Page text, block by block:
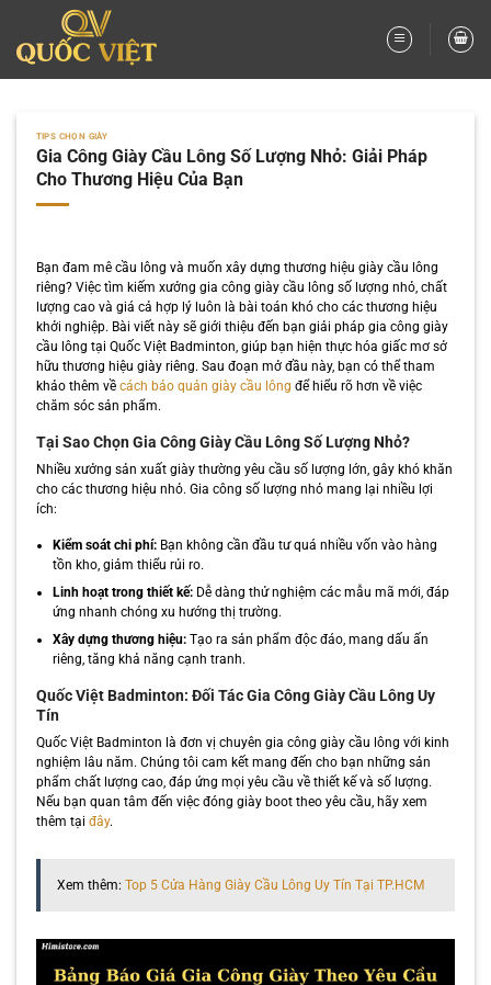
nội
dung
TIPS CHỌN GIÀY
Gia Công Giày Cầu Lông Số Lượng Nhỏ: Giải Pháp
Cho Thương Hiệu Của Bạn
Bạn đam mê cầu lông và muốn xây dựng thương hiệu giày cầu lông
riêng? Việc tìm kiếm xưởng gia công giày cầu lông số lượng nhỏ, chất
lượng cao và giá cả hợp lý luôn là bài toán khó cho các thương hiệu
khởi nghiệp. Bài viết này sẽ giới thiệu đến bạn giải pháp gia công giày
cầu lông tại Quốc Việt Badminton, giúp bạn hiện thực hóa giấc mơ sở
hữu thương hiệu giày riêng. Sau đoạn mở đầu này, bạn có thể tham
khảo thêm về cách bảo quản giày cầu lông để hiểu rõ hơn về việc
chăm sóc sản phẩm.
Tại Sao Chọn Gia Công Giày Cầu Lông Số Lượng Nhỏ?
Nhiều xưởng sản xuất giày thường yêu cầu số lượng lớn, gây khó khăn
cho các thương hiệu nhỏ. Gia công số lượng nhỏ mang lại nhiều lợi
ích:
Kiểm soát chi phí:Bạn không cần đầu tư quá nhiều vốn vào hàng
tồn kho, giảm thiểu rủi ro.
Linh hoạt trong thiết kế:Dễ dàng thử nghiệm các mẫu mã mới, đáp
ứng nhanh chóng xu hướng thị trường.
Xây dựng thương hiệu:Tạo ra sản phẩm độc đáo, mang dấu ấn
riêng, tăng khả năng cạnh tranh.
Quốc Việt Badminton: Đối Tác Gia Công Giày Cầu Lông Uy
Tín
Quốc Việt Badminton là đơn vị chuyên gia công giày cầu lông với kinh
nghiệm lâu năm. Chúng tôi cam kết mang đến cho bạn những sản
phẩm chất lượng cao, đáp ứng mọi yêu cầu về thiết kế và số lượng.
Nếu bạn quan tâm đến việc đóng giày boot theo yêu cầu, hãy xem
thêm tại đây.
Xem thêm: Top 5 Cửa Hàng Giày Cầu Lông Uy Tín Tại TP.HCM